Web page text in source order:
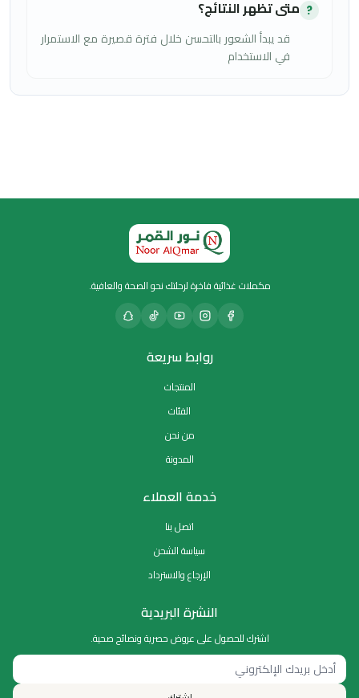
? متى تظهر النتائج؟
قد يبدأ الشعور بالتحسن خلال فترة قصيرة مع الاستمرار
في الاستخدام
مكملات غذائية فاخرة لرحلتك نحو الصحة والعافية.
روابط سريعة
المنتجات
الفئات
من نحن
المدونة
خدمة العملاء
اتصل بنا
سياسة الشحن
الإرجاع والاسترداد
النشرة البريدية
اشترك للحصول على عروض حصرية ونصائح صحية.